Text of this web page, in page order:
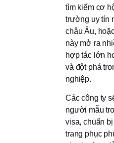
tìm kiếm cơ
trường uy tín
châu Âu,
này mở ra
hợp tác lớn
và đột phá
nghiệp.
Các công ty
người mẫu
visa, chuẩn
trang phục